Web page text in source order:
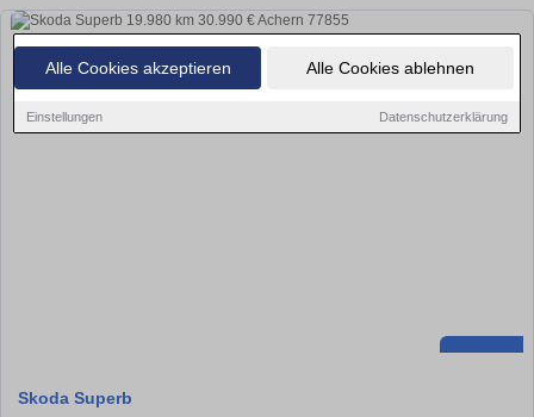
Alle Cookies akzeptieren Alle Cookies ablehnen
Einstellungen Datenschutzerklärung
Skoda Superb